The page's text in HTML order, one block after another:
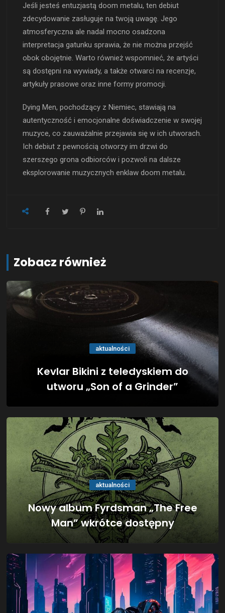
Jeśli jesteś entuzjastą doom metalu, ten debiut
zdecydowanie zasługuje na twoją uwagę. Jego
atmosferyczna ale nadal mocno osadzona
interpretacja gatunku sprawia, że nie można przejść
obok obojętnie. Warto również wspomnieć, że artyści
są dostępni na wywiady, a także otwarci na recenzje,
artykuły prasowe oraz inne formy promocji.
Dying Men, pochodzący z Niemiec, stawiają na
autentyczność i emocjonalne doświadczenie w swojej
muzyce, co zauważalnie przejawia się w ich utworach.
Ich debiut z pewnością otworzy im drzwi do
szerszego grona odbiorców i pozwoli na dalsze
eksplorowanie muzycznych enklaw doom metalu.
Zobacz również
aktualności
Kevlar Bikini z teledyskiem do
utworu „Son of a Grinder”
aktualności
Nowy album Fyrdsman „The Free
Man” wkrótce dostępny